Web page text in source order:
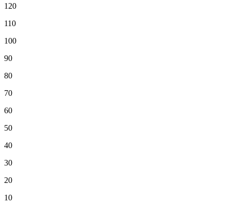
120
110
100
90
80
70
60
50
40
30
20
10